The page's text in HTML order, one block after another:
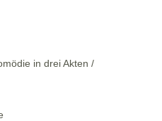
in drei Akten /